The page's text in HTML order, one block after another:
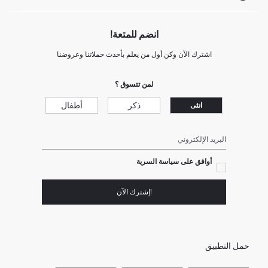
انضم للمتعة!
اشترك الآن وكن أول من يعلم بأحدث حملاتنا وعروضنا
لمن تتسوق ؟
انثى ذكر أطفال
البريد الإلكتروني
أوافق على سياسة السرية
!إشترك الآن
حمل التطبيق